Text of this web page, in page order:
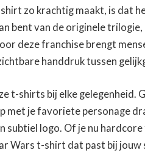
zo krachtig maakt, is dat
bent van de originele
deze franchise brengt
handdruk tussen
t-shirts bij elke gelegenheid.
je favoriete personage
subtiel logo. Of je nu
Wars t-shirt dat past bij jouw